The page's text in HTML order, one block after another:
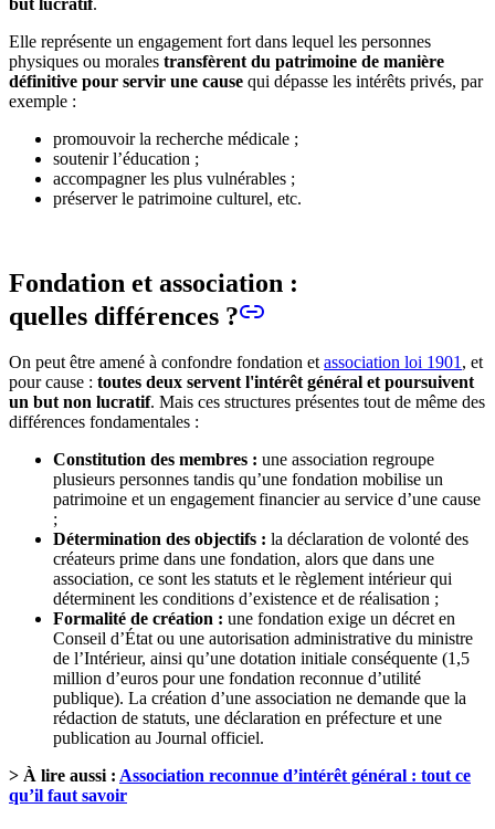
Elle représente un engagement fort dans lequel les personnes
physiques ou morales transfèrent du patrimoine de manière
définitive pour servir une cause qui dépasse les intérêts privés, par
exemple :
promouvoir la recherche médicale ;
soutenir l’éducation ;
accompagner les plus vulnérables ;
préserver le patrimoine culturel, etc.
Fondation et association :
quelles différences ?
On peut être amené à confondre fondation etassociation loi 1901, et
pour cause : toutes deux servent l'intérêt général et poursuivent
un but non lucratif. Mais ces structures présentes tout de même des
différences fondamentales :
Constitution des membres : une association regroupe
plusieurs personnes tandis qu’une fondation mobilise un
patrimoine et un engagement financier au service d’une cause
;
Détermination des objectifs : la déclaration de volonté des
créateurs prime dans une fondation, alors que dans une
association, ce sont les statuts et le règlement intérieur qui
déterminent les conditions d’existence et de réalisation ;
Formalité de création : une fondation exige un décret en
Conseil d’État ou une autorisation administrative du ministre
de l’Intérieur, ainsi qu’une dotation initiale conséquente (1,5
million d’euros pour une fondation reconnue d’utilité
publique). La création d’une association ne demande que la
rédaction de statuts, une déclaration en préfecture et une
publication au Journal officiel.
> À lire aussi : Association reconnue d’intérêt général : tout ce
qu’il faut savoir